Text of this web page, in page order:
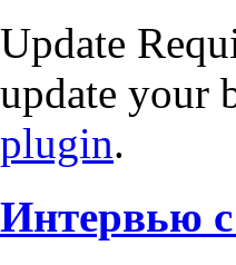
Update
update your
plugin.
Интервью